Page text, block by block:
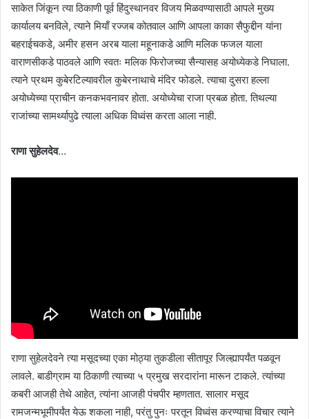
साकेत जिंकून त्या ठिकाणी पूर्व हिंदुस्थानवर विजय मिळवण्यासाठी आपले मुख्य
कार्यालय बनविले, त्याने मियाँ रज्जब कोतवाल आणि आपला काका सैफुद्दीन यांना
बहराईचकडे, अमीर हसन अरब याला महूनाकडे आणि मलिक फजल याला
वाराणसीकडे पाठवले आणि स्वतः मलिक फिरोजच्या सैन्यासह अयोध्येकडे निघाला.
त्याने प्रथम कुबेरटिल्यावरील कुबेरनाथाचे मंदिर फोडले. त्याचा दुसरा हल्ला
अयोध्येच्या प्राचीन कनकभवनावर होता. अयोध्येचा राजा प्रबळ होता. तिथल्या
राजांच्या सामर्थ्यापुढे त्याला अधिक विध्वंस करता आला नाही.
राणा सुहेलदेव…
राणा सुहेलदेवने त्या मसूदच्या एका मोठ्या तुकडीला सीतापूर जिल्ह्यापर्यंत पळवून
लावले. बाडीग्राम या ठिकाणी त्याच्या ५ प्रमुख सरदारांना मारून टाकले. त्यांच्या
कबरी आजही तेथे आहेत, त्यांना आजही पंचपीर म्हणतात. सालार मसूद
रामजन्मभूमीपर्यंत येऊ शकला नाही, परंतु पुनः परतून विध्वंस करण्याचा विचार त्याने